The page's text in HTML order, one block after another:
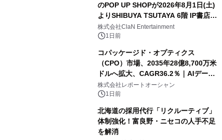
のPOP UP SHOPが2026年8月1日(土)
よりSHIBUYA TSUTAYA 6階 IP書店で
開催決定！！
株式会社ClaN Entertainment
1日前
コパッケージド・オプティクス
（CPO）市場、2035年28億8,700万米
ドルへ拡大、CAGR36.2％｜AIデータ
センター・高速光通信需要が成長を加
速
株式会社レポートオーシャン
1日前
北海道の採用代行「リクルーティブ」
体制強化！富良野・ニセコの人手不足
を解消